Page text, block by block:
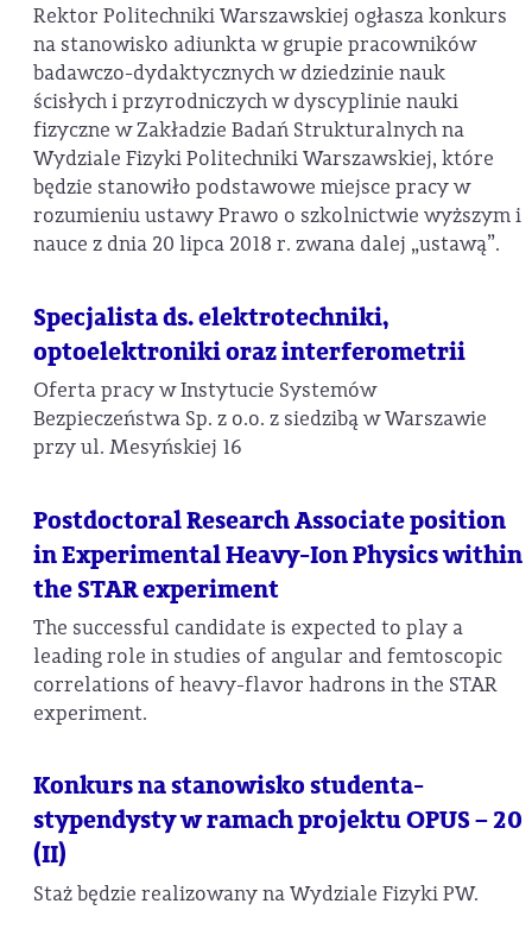
Rektor Politechniki Warszawskiej ogłasza konkurs
na stanowisko adiunkta w grupie pracowników
badawczo-dydaktycznych w dziedzinie nauk
ścisłych i przyrodniczych w dyscyplinie nauki
fizyczne w Zakładzie Badań Strukturalnych na
Wydziale Fizyki Politechniki Warszawskiej, które
będzie stanowiło podstawowe miejsce pracy w
rozumieniu ustawy Prawo o szkolnictwie wyższym i
nauce z dnia 20 lipca 2018 r. zwana dalej „ustawą”.
Specjalista ds. elektrotechniki,
optoelektroniki oraz interferometrii
Oferta pracy w Instytucie Systemów
Bezpieczeństwa Sp. z o.o. z siedzibą w Warszawie
przy ul. Mesyńskiej 16
Postdoctoral Research Associate position
in Experimental Heavy-Ion Physics within
the STAR experiment
The successful candidate is expected to play a
leading role in studies of angular and femtoscopic
correlations of heavy-flavor hadrons in the STAR
experiment.
Konkurs na stanowisko studenta-
stypendysty w ramach projektu OPUS – 20
(II)
Staż będzie realizowany na Wydziale Fizyki PW.